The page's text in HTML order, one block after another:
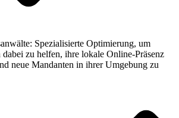
Spezialisierte Optimierung, um
dabei zu helfen, ihre lokale Online-Präsenz
neue Mandanten in ihrer Umgebung zu